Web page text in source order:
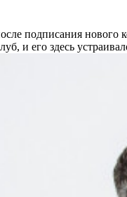
подписания нового
и его здесь